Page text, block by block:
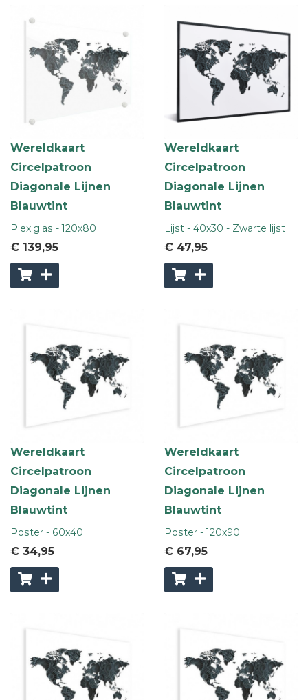
Wereldkaart
Circelpatroon
Diagonale Lijnen
Blauwtint
Plexiglas - 120x80
€ 139,95
Wereldkaart
Circelpatroon
Diagonale Lijnen
Blauwtint
Lijst - 40x30 - Zwarte lijst
€ 47,95
Wereldkaart
Circelpatroon
Diagonale Lijnen
Blauwtint
Poster - 60x40
€ 34,95
Wereldkaart
Circelpatroon
Diagonale Lijnen
Blauwtint
Poster - 120x90
€ 67,95